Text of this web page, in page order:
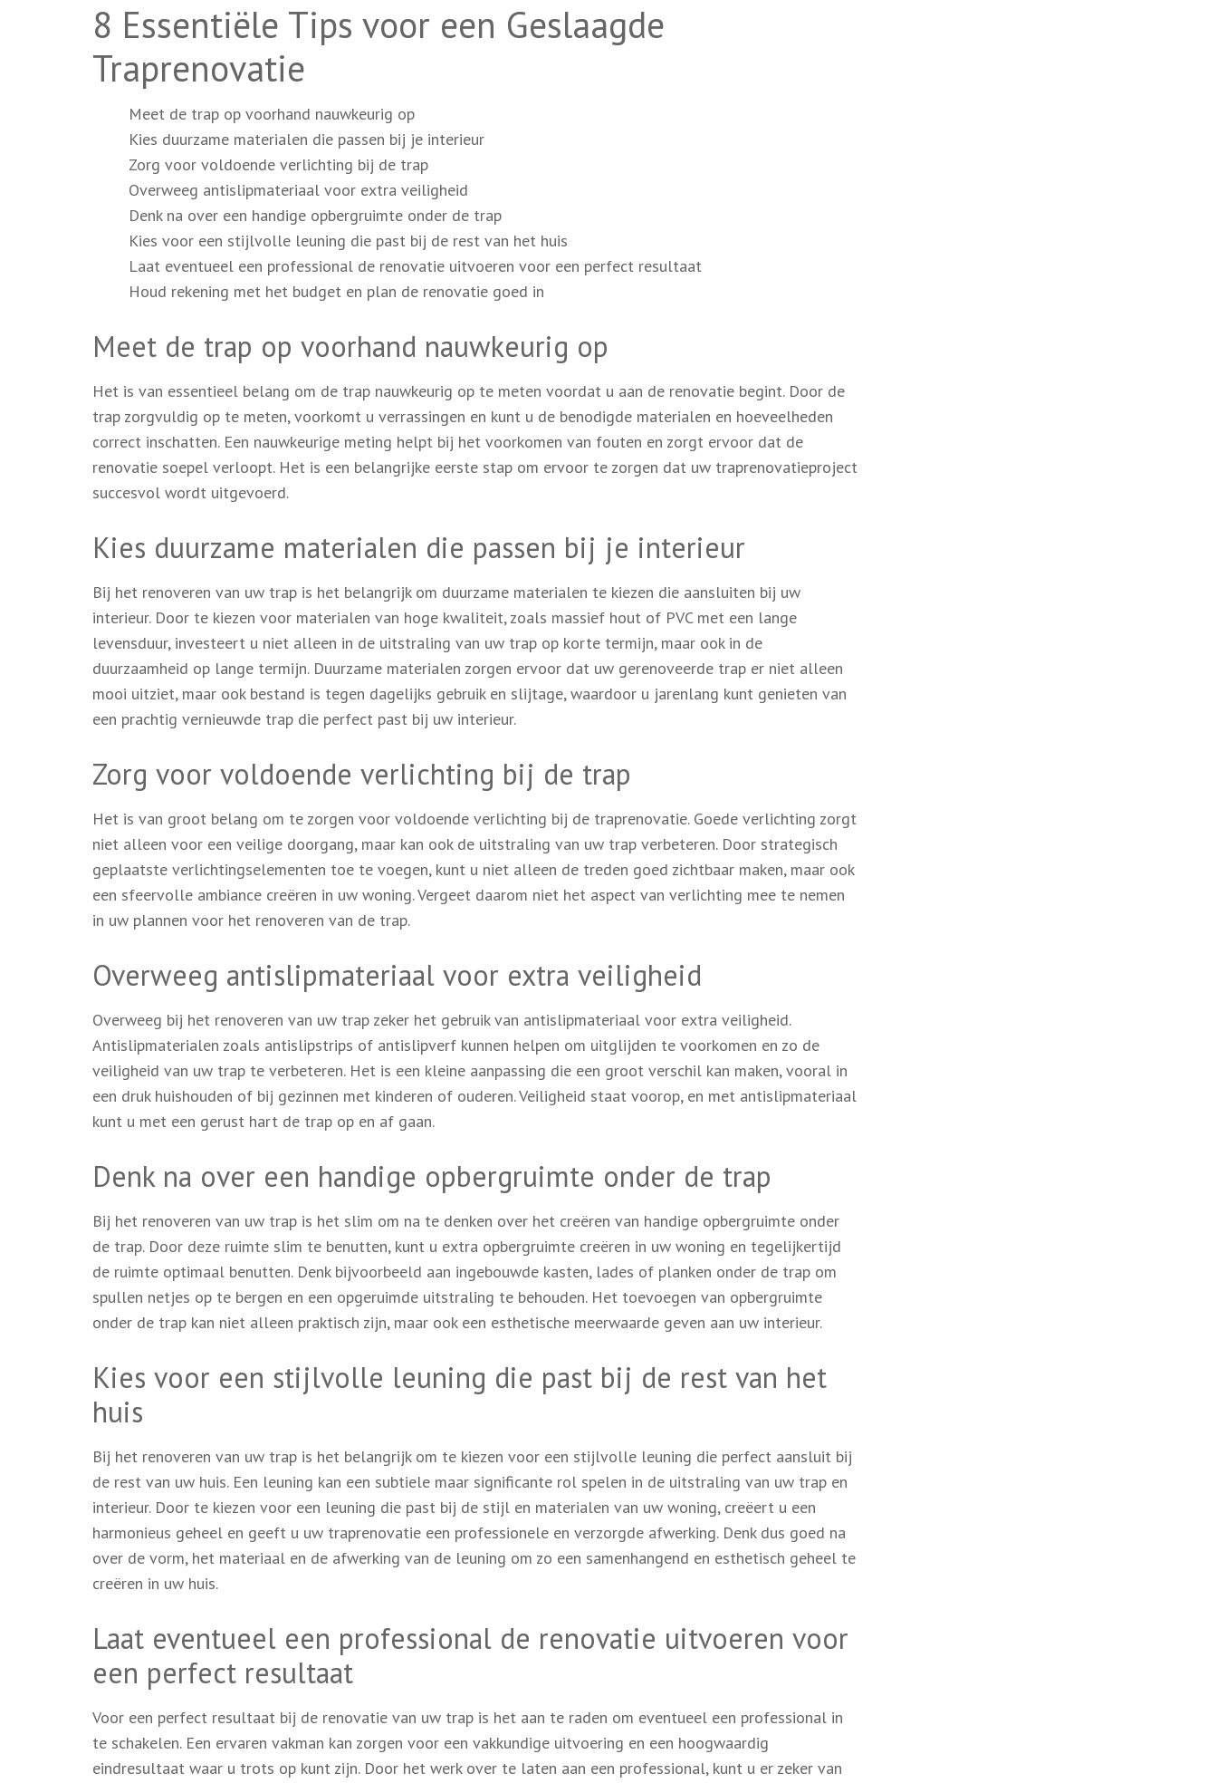
8 Essentiële Tips voor een Geslaagde
Traprenovatie
Meet de trap op voorhand nauwkeurig op
Kies duurzame materialen die passen bij je interieur
Zorg voor voldoende verlichting bij de trap
Overweeg antislipmateriaal voor extra veiligheid
Denk na over een handige opbergruimte onder de trap
Kies voor een stijlvolle leuning die past bij de rest van het huis
Laat eventueel een professional de renovatie uitvoeren voor een perfect resultaat
Houd rekening met het budget en plan de renovatie goed in
Meet de trap op voorhand nauwkeurig op
Het is van essentieel belang om de trap nauwkeurig op te meten voordat u aan de renovatie begint. Door de
trap zorgvuldig op te meten, voorkomt u verrassingen en kunt u de benodigde materialen en hoeveelheden
correct inschatten. Een nauwkeurige meting helpt bij het voorkomen van fouten en zorgt ervoor dat de
renovatie soepel verloopt. Het is een belangrijke eerste stap om ervoor te zorgen dat uw traprenovatieproject
succesvol wordt uitgevoerd.
Kies duurzame materialen die passen bij je interieur
Bij het renoveren van uw trap is het belangrijk om duurzame materialen te kiezen die aansluiten bij uw
interieur. Door te kiezen voor materialen van hoge kwaliteit, zoals massief hout of PVC met een lange
levensduur, investeert u niet alleen in de uitstraling van uw trap op korte termijn, maar ook in de
duurzaamheid op lange termijn. Duurzame materialen zorgen ervoor dat uw gerenoveerde trap er niet alleen
mooi uitziet, maar ook bestand is tegen dagelijks gebruik en slijtage, waardoor u jarenlang kunt genieten van
een prachtig vernieuwde trap die perfect past bij uw interieur.
Zorg voor voldoende verlichting bij de trap
Het is van groot belang om te zorgen voor voldoende verlichting bij de traprenovatie. Goede verlichting zorgt
niet alleen voor een veilige doorgang, maar kan ook de uitstraling van uw trap verbeteren. Door strategisch
geplaatste verlichtingselementen toe te voegen, kunt u niet alleen de treden goed zichtbaar maken, maar ook
een sfeervolle ambiance creëren in uw woning. Vergeet daarom niet het aspect van verlichting mee te nemen
in uw plannen voor het renoveren van de trap.
Overweeg antislipmateriaal voor extra veiligheid
Overweeg bij het renoveren van uw trap zeker het gebruik van antislipmateriaal voor extra veiligheid.
Antislipmaterialen zoals antislipstrips of antislipverf kunnen helpen om uitglijden te voorkomen en zo de
veiligheid van uw trap te verbeteren. Het is een kleine aanpassing die een groot verschil kan maken, vooral in
een druk huishouden of bij gezinnen met kinderen of ouderen. Veiligheid staat voorop, en met antislipmateriaal
kunt u met een gerust hart de trap op en af gaan.
Denk na over een handige opbergruimte onder de trap
Bij het renoveren van uw trap is het slim om na te denken over het creëren van handige opbergruimte onder
de trap. Door deze ruimte slim te benutten, kunt u extra opbergruimte creëren in uw woning en tegelijkertijd
de ruimte optimaal benutten. Denk bijvoorbeeld aan ingebouwde kasten, lades of planken onder de trap om
spullen netjes op te bergen en een opgeruimde uitstraling te behouden. Het toevoegen van opbergruimte
onder de trap kan niet alleen praktisch zijn, maar ook een esthetische meerwaarde geven aan uw interieur.
Kies voor een stijlvolle leuning die past bij de rest van het
huis
Bij het renoveren van uw trap is het belangrijk om te kiezen voor een stijlvolle leuning die perfect aansluit bij
de rest van uw huis. Een leuning kan een subtiele maar significante rol spelen in de uitstraling van uw trap en
interieur. Door te kiezen voor een leuning die past bij de stijl en materialen van uw woning, creëert u een
harmonieus geheel en geeft u uw traprenovatie een professionele en verzorgde afwerking. Denk dus goed na
over de vorm, het materiaal en de afwerking van de leuning om zo een samenhangend en esthetisch geheel te
creëren in uw huis.
Laat eventueel een professional de renovatie uitvoeren voor
een perfect resultaat
Voor een perfect resultaat bij de renovatie van uw trap is het aan te raden om eventueel een professional in
te schakelen. Een ervaren vakman kan zorgen voor een vakkundige uitvoering en een hoogwaardig
eindresultaat waar u trots op kunt zijn. Door het werk over te laten aan een professional, kunt u er zeker van